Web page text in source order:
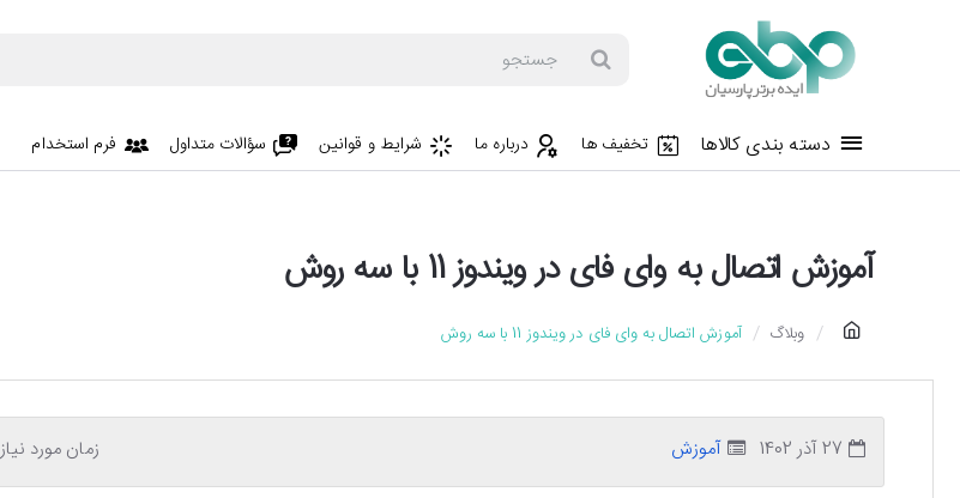
دسته بندی کالاها تخفیف ها درباره ما شرایط و قوانین سؤالات متداول فرم استخدام
آموزش اتصال به وای فای در ویندوز 11 با سه روش
e
وبلاگ آموزش اتصال به وای فای در ویندوز 11 با سه روش
27 آذر 1402 زمان مورد نیاز آموزش